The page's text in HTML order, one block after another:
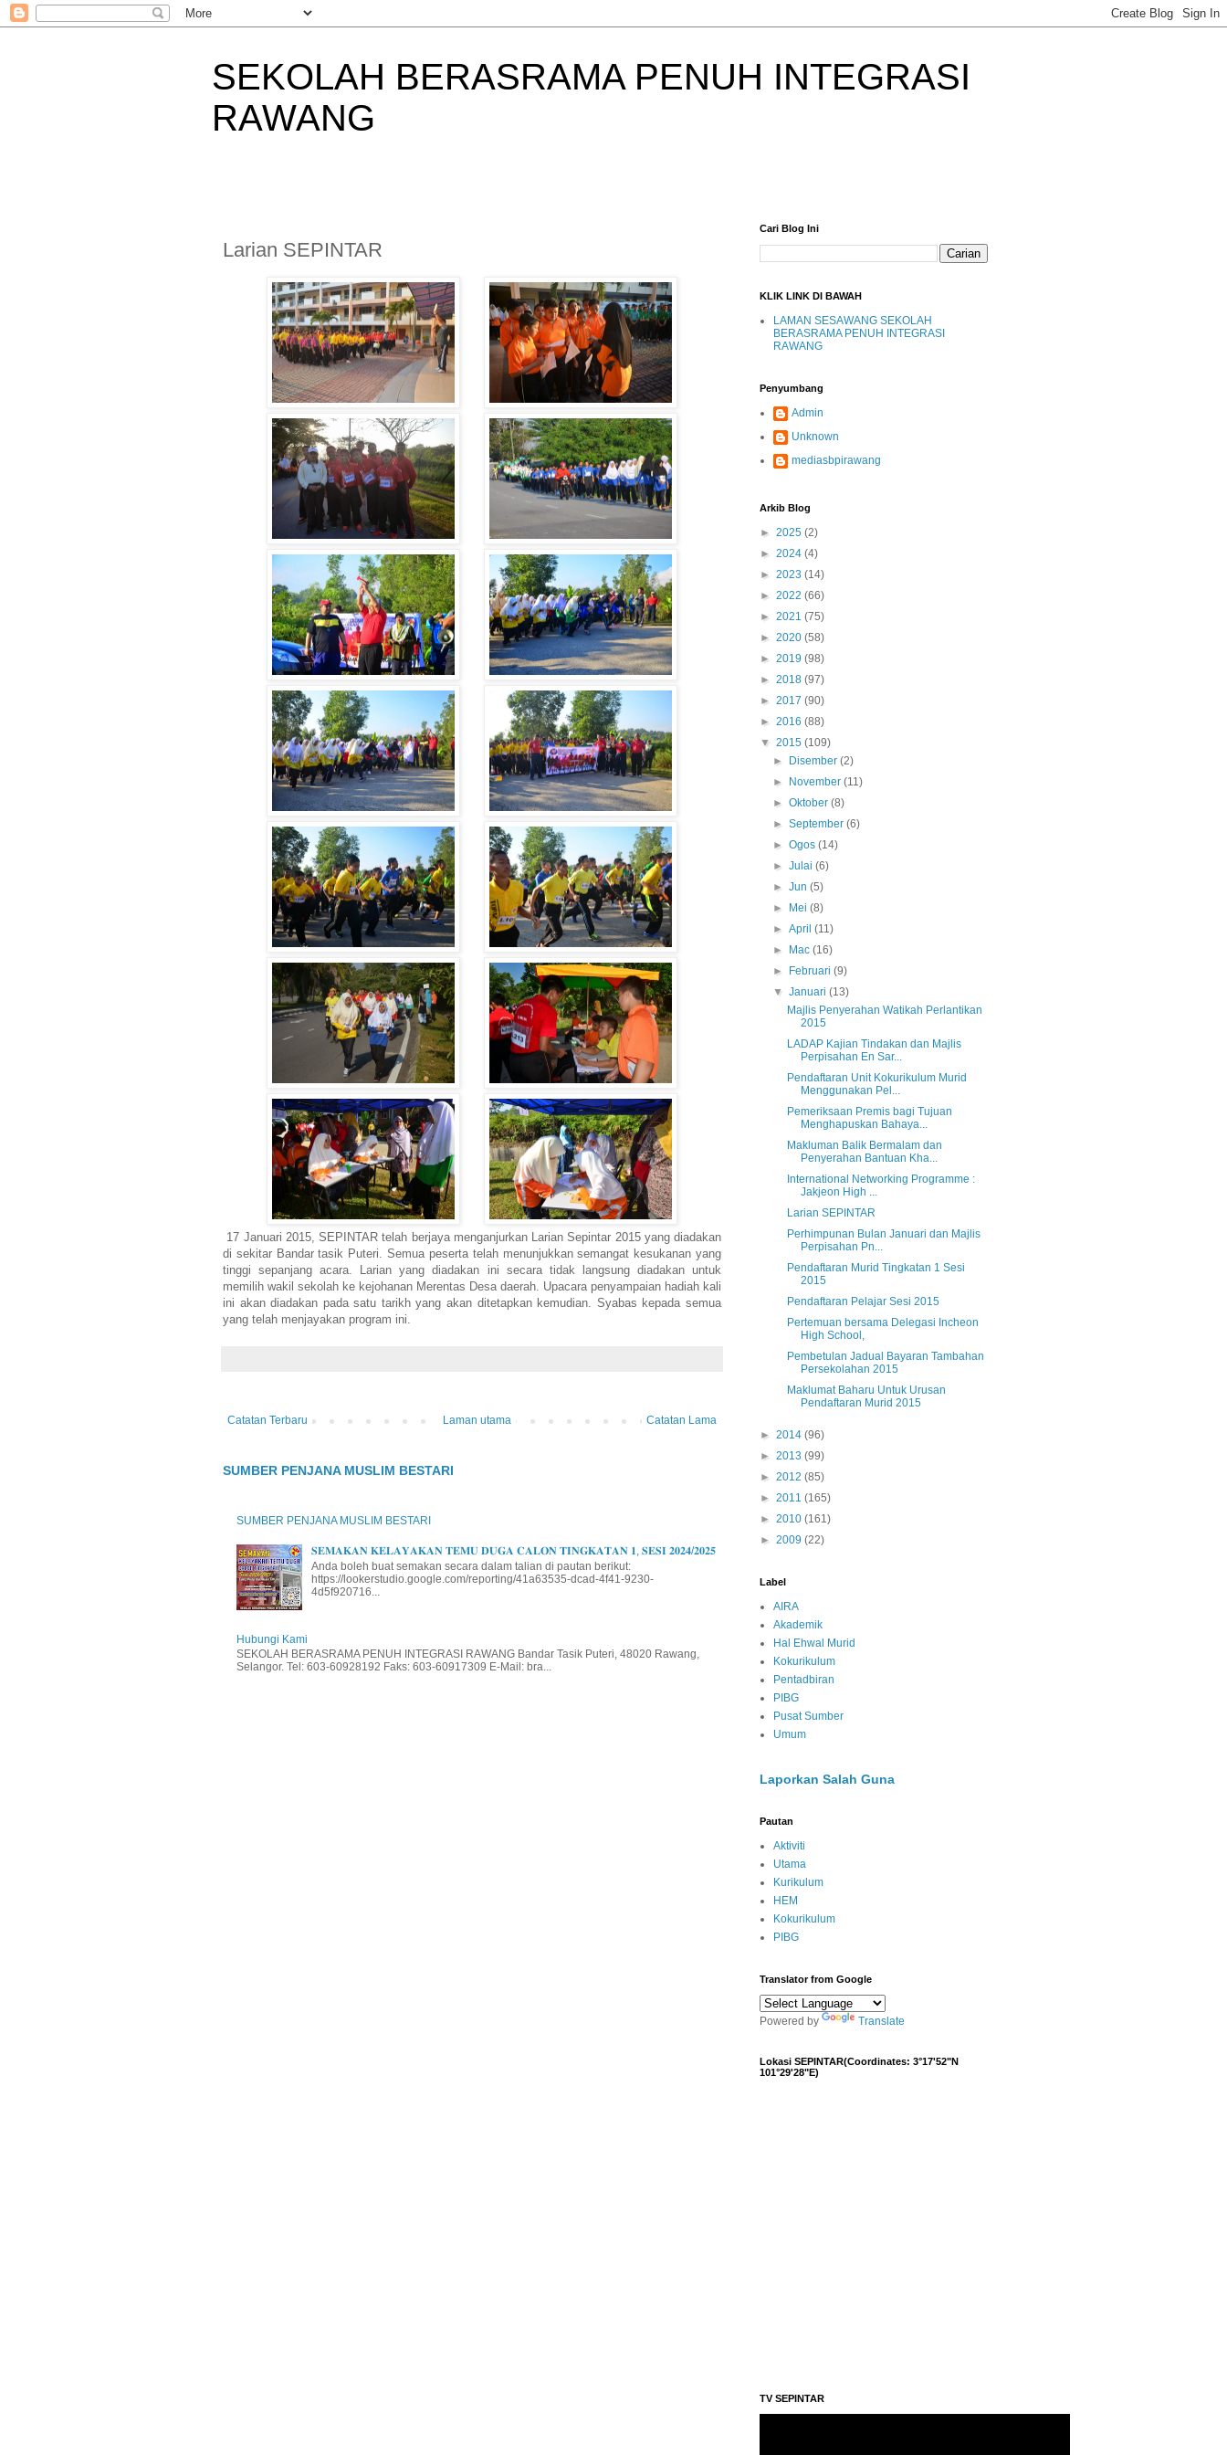
SEKOLAH BERASRAMA PENUH INTEGRASI
RAWANG
Larian SEPINTAR
17 Januari 2015, SEPINTAR telah berjaya menganjurkan Larian Sepintar 2015 yang diadakan
di sekitar Bandar tasik Puteri. Semua peserta telah menunjukkan semangat kesukanan yang
tinggi sepanjang acara. Larian yang diadakan ini secara tidak langsung diadakan untuk
memilih wakil sekolah ke kejohanan Merentas Desa daerah. Upacara penyampaian hadiah kali
ini akan diadakan pada satu tarikh yang akan ditetapkan kemudian. Syabas kepada semua
yang telah menjayakan program ini.
Catatan Terbaru Catatan Lama
Laman utama
SUMBER PENJANA MUSLIM BESTARI
SUMBER PENJANA MUSLIM BESTARI
𝐒𝐄𝐌𝐀𝐊𝐀𝐍 𝐊𝐄𝐋𝐀𝐘𝐀𝐊𝐀𝐍 𝐓𝐄𝐌𝐔 𝐃𝐔𝐆𝐀 𝐂𝐀𝐋𝐎𝐍 𝐓𝐈𝐍𝐆𝐊𝐀𝐓𝐀𝐍 𝟏, 𝐒𝐄𝐒𝐈 𝟐𝟎𝟐𝟒/𝟐𝟎𝟐𝟓
Anda boleh buat semakan secara dalam talian di pautan berikut:
https://lookerstudio.google.com/reporting/41a63535-dcad-4f41-9230-
4d5f920716...
Hubungi Kami
SEKOLAH BERASRAMA PENUH INTEGRASI RAWANG Bandar Tasik Puteri, 48020 Rawang,
Selangor. Tel: 603-60928192 Faks: 603-60917309 E-Mail: bra...
Cari Blog Ini
KLIK LINK DI BAWAH
LAMAN SESAWANG SEKOLAH
BERASRAMA PENUH INTEGRASI
RAWANG
Penyumbang
Admin
Unknown
mediasbpirawang
Arkib Blog
► 2025 (2)
► 2024 (4)
► 2023 (14)
► 2022 (66)
► 2021 (75)
► 2020 (58)
► 2019 (98)
► 2018 (97)
► 2017 (90)
► 2016 (88)
▼ 2015 (109)
►
Disember(2)
►
November(11)
►Oktober(8)
►September(6)
►Ogos(14)
►Julai(6)
►Jun(5)
►
Mei(8)
►April(11)
►
Mac(16)
►
Februari(9)
▼Januari(13)
Majlis Penyerahan Watikah Perlantikan
2015
LADAP Kajian Tindakan dan Majlis
Perpisahan En Sar...
Pendaftaran Unit Kokurikulum Murid
Menggunakan Pel...
Pemeriksaan Premis bagi Tujuan
Menghapuskan Bahaya...
Makluman Balik Bermalam dan
Penyerahan Bantuan Kha...
International Networking Programme :
Jakjeon High ...
Larian SEPINTAR
Perhimpunan Bulan Januari dan Majlis
Perpisahan Pn...
Pendaftaran Murid Tingkatan 1 Sesi
2015
Pendaftaran Pelajar Sesi 2015
Pertemuan bersama Delegasi Incheon
High School,
Pembetulan Jadual Bayaran Tambahan
Persekolahan 2015
Maklumat Baharu Untuk Urusan
Pendaftaran Murid 2015
► 2014 (96)
► 2013 (99)
► 2012 (85)
► 2011 (165)
► 2010 (161)
► 2009 (22)
Label
AIRA
Akademik
Hal Ehwal Murid
Kokurikulum
Pentadbiran
PIBG
Pusat Sumber
Umum
Laporkan Salah Guna
Pautan
Aktiviti
Utama
Kurikulum
HEM
Kokurikulum
PIBG
Translator from Google
Powered by Translate
Lokasi SEPINTAR(Coordinates: 3°17'52"N
101°29'28"E)
TV SEPINTAR